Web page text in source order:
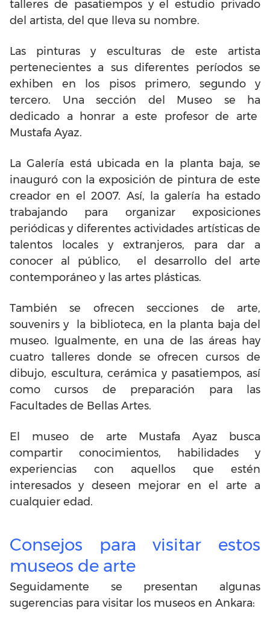
talleres de pasatiempos y el estudio privado
del artista, del que lleva su nombre.
Las pinturas y esculturas de este artista
pertenecientes a sus diferentes períodos se
exhiben en los pisos primero, segundo y
tercero. Una sección del Museo se ha
dedicado a honrar a este profesor de arte
Mustafa Ayaz.
La Galería está ubicada en la planta baja, se
inauguró con la exposición de pintura de este
creador en el 2007. Así, la galería ha estado
trabajando para organizar exposiciones
periódicas y diferentes actividades artísticas de
talentos locales y extranjeros, para dar a
conocer al público, el desarrollo del arte
contemporáneo y las artes plásticas.
También se ofrecen secciones de arte,
souvenirs y la biblioteca, en la planta baja del
museo. Igualmente, en una de las áreas hay
cuatro talleres donde se ofrecen cursos de
dibujo, escultura, cerámica y pasatiempos, así
como cursos de preparación para las
Facultades de Bellas Artes.
El museo de arte Mustafa Ayaz busca
compartir conocimientos, habilidades y
experiencias con aquellos que estén
interesados ​​y deseen mejorar en el arte a
cualquier edad.
Consejos para visitar estos
museos de arte
Seguidamente se presentan algunas
sugerencias para visitar los museos en Ankara: